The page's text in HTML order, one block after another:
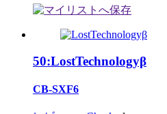
50:LostTechnologyβ
CB-SXF6